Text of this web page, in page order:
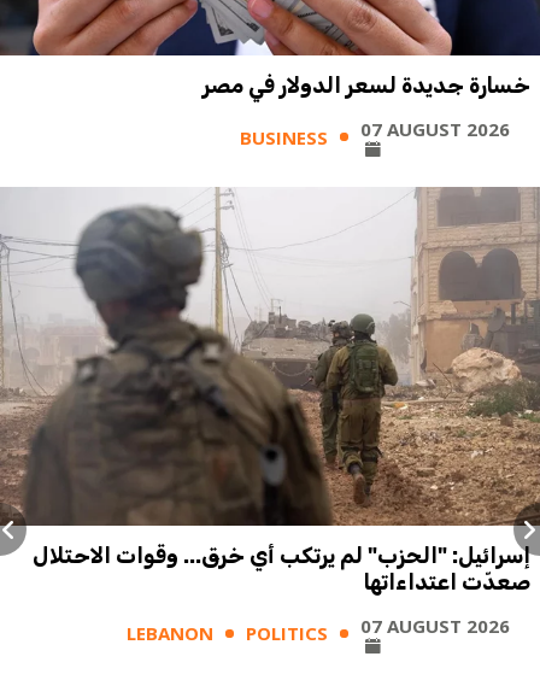
خسارة جديدة لسعر الدولار في مصر
BUSINESS 07 AUGUST 2026
إسرائيل: "الحزب" لم يرتكب أي خرق... وقوات الاحتلال
صعدّت اعتداءاتها
LEBANON POLITICS 07 AUGUST 2026